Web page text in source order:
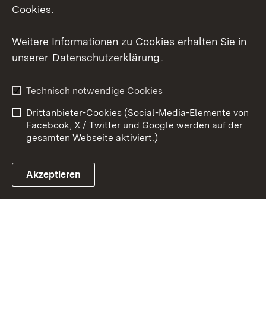
Youtube
Link zum Landesportal
Kontakt
Datenschutz
Barrierefreiheit
Impressum Cookies
Cookies.
Weitere Informationen zu Cookies erhalten Sie in
unserer Datenschutzerklärung.
Technisch notwendige Cookies
Drittanbieter-Cookies (Social-Media-Elemente von
Facebook, X / Twitter und Google werden auf der
gesamten Webseite aktiviert.)
Akzeptieren